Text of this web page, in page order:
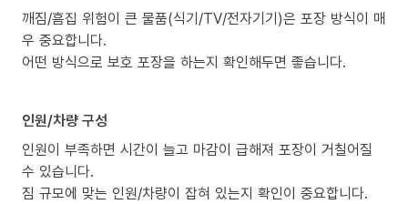
깨짐/흠집 위험이 큰 물품(식기/TV/전자기기)은 포장 방식이 매
우 중요합니다.
어떤 방식으로 보호 포장을 하는지 확인해두면 좋습니다.
인원/차량 구성
인원이 부족하면 시간이 늘고 마감이 급해져 포장이 거칠어질
수 있습니다.
짐 규모에 맞는 인원/차량이 잡혀 있는지 확인이 중요합니다.